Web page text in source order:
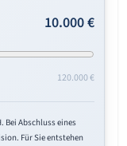
10.000 €
120.000 €
Abschluss eines
Für Sie entstehen